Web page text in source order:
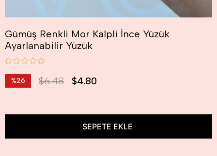
Gümüş Renkli Mor Kalpli İnce Yüzük
Ayarlanabilir Yüzük
%26
$6.48 $4.80